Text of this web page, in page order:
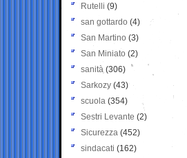
Rutelli (9)
san gottardo (4)
San Martino (3)
San Miniato (2)
sanità (306)
Sarkozy (43)
scuola (354)
Sestri Levante (2)
Sicurezza (452)
sindacati (162)